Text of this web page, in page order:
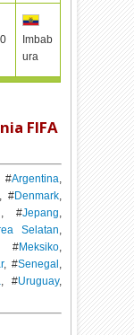
0
Imbab
ura
FIFA
#Argentina
, #Denmark,
, #Jepang
Selatan
, #Meksiko,
, #Senegal
, #Uruguay,